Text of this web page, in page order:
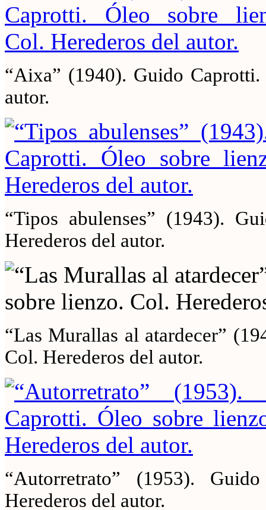
“Aixa” (1940). Guido
autor.
“Tipos abulenses” (1943).
Herederos del autor.
“Las Murallas al atardecer”
Col. Herederos del autor.
“Autorretrato” (1953).
Herederos del autor.